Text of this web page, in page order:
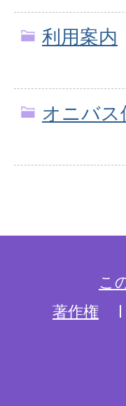
利用案内
オニバス
こ
著作権